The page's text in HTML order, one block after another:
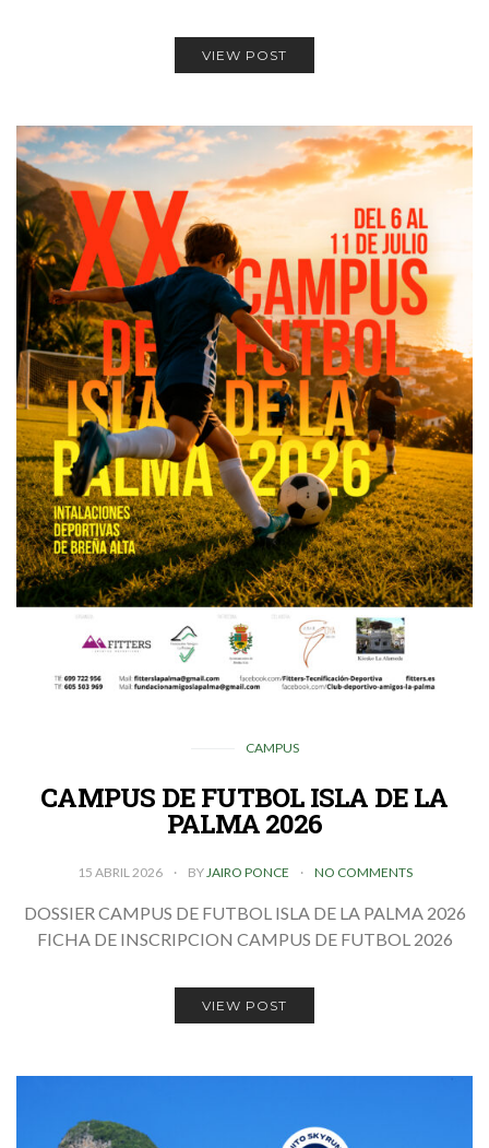
VIEW POST
CAMPUS
CAMPUS DE FUTBOL ISLA DE LA
PALMA 2026
15 ABRIL 2026 BY JAIRO PONCE NO COMMENTS
DOSSIER CAMPUS DE FUTBOL ISLA DE LA PALMA 2026
FICHA DE INSCRIPCION CAMPUS DE FUTBOL 2026
VIEW POST